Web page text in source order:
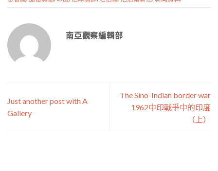
南亞觀察編輯部
Just another post with A
Gallery
The Sino-Indian border war
1962中印戰爭中的印度
（上）